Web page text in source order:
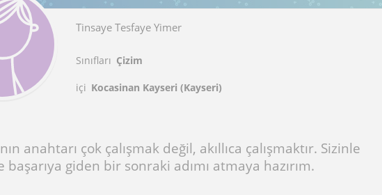
Tinsaye Tesfaye Yimer
Sınıfları Çizim
içi Kocasinan Kayseri (Kayseri)
anahtarı çok çalışmak değil, akıllıca çalışmaktır. Sizinle
başarıya giden bir sonraki adımı atmaya hazırım.